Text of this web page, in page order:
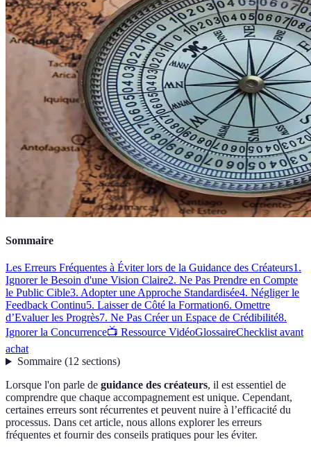
Sommaire
Les Erreurs Fréquentes à Éviter lors de la Guidance des Créateurs1.
Ignorer le Besoin d'une Vision Claire2. Ne Pas Prendre en Compte
le Public Cible3. Adopter une Approche Standardisée4. Négliger le
Feedback Continu5. Laisser de Côté la Formation6. Omettre
d’Evaluer les Progrès7. Ne Pas Créer un Espace de Crédibilité8.
Ignorer la Concurrence📺 Ressource VidéoGlossaireChecklist avant
achat
Sommaire(12 sections)
Lorsque l'on parle de guidance des créateurs, il est essentiel de
comprendre que chaque accompagnement est unique. Cependant,
certaines erreurs sont récurrentes et peuvent nuire à l’efficacité du
processus. Dans cet article, nous allons explorer les erreurs
fréquentes et fournir des conseils pratiques pour les éviter.